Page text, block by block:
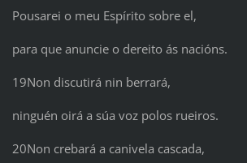
Pousarei o meu Espírito sobre el,
para que anuncie o dereito ás nacións.
19Non discutirá nin berrará,
ninguén oirá a súa voz polos rueiros.
20Non crebará a canivela cascada,